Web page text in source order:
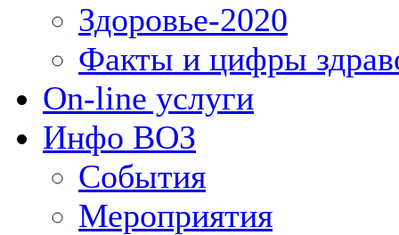
Здоровье-2020
Факты и цифры
On-line услуги
Инфо ВОЗ
События
Мероприятия